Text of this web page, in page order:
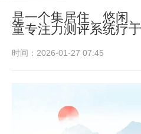
是一个集居住、悠闲
童专注力测评系统疗
时间：2026-01-27 07:45